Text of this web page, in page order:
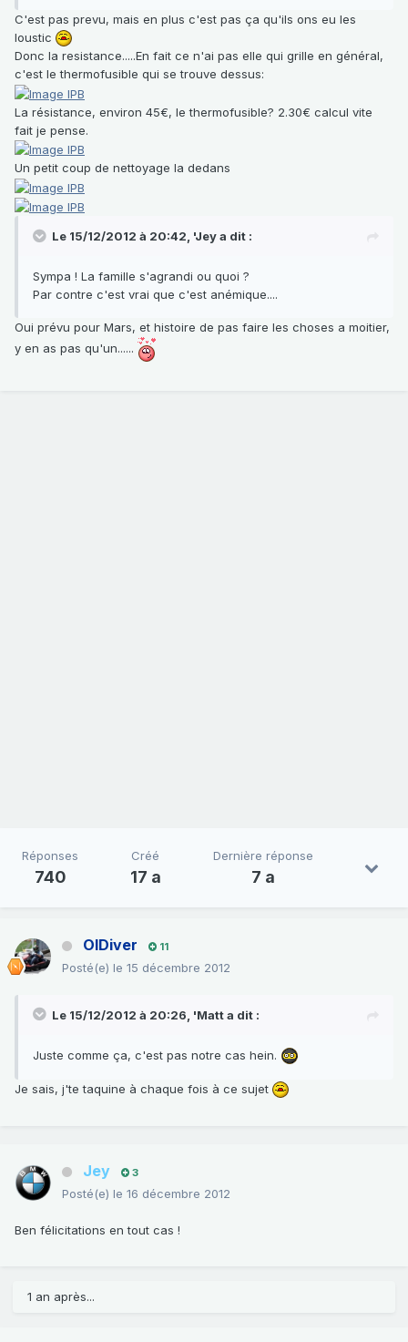
C'est pas prevu, mais en plus c'est pas ça qu'ils ons eu les
loustic
Donc la resistance.....En fait ce n'ai pas elle qui grille en général,
c'est le thermofusible qui se trouve dessus:
La résistance, environ 45€, le thermofusible? 2.30€ calcul vite
fait je pense.
Un petit coup de nettoyage la dedans
Le 15/12/2012 à 20:42, 'Jey a dit :
Sympa ! La famille s'agrandi ou quoi ?
Par contre c'est vrai que c'est anémique....
Oui prévu pour Mars, et histoire de pas faire les choses a moitier,
y en as pas qu'un......
Réponses
740
Créé
17 a
Dernière réponse
7 a
OlDiver 11
Posté(e) le 15 décembre 2012
Le 15/12/2012 à 20:26, 'Matt a dit :
Juste comme ça, c'est pas notre cas hein.
Je sais, j'te taquine à chaque fois à ce sujet
Jey 3
Posté(e) le 16 décembre 2012
Ben félicitations en tout cas !
1 an après...